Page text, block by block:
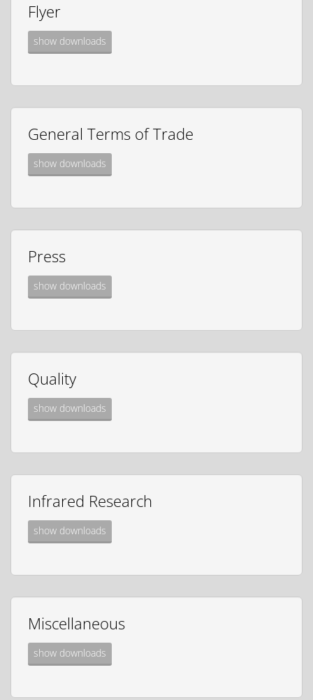
Flyer
show downloads
General Terms of Trade
show downloads
Press
show downloads
Quality
show downloads
Infrared Research
show downloads
Miscellaneous
show downloads